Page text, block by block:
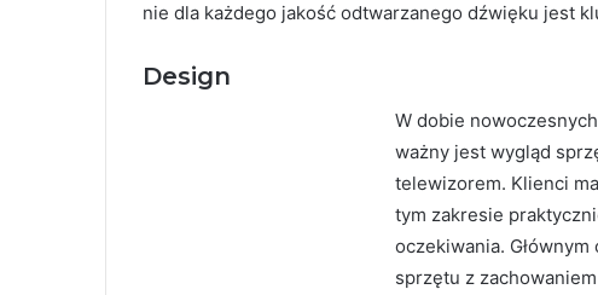
nie dla każdego jakość odtwarzanego dźwięku jest
Design
W dobie
ważny jest wygląd
telewizorem. Klienci
tym zakresie
oczekiwania.
sprzętu z